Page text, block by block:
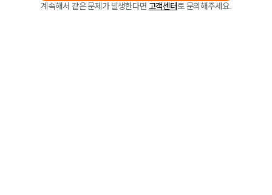
계속해서 같은 문제가 발생한다면 고객센터로 문의해주세요.